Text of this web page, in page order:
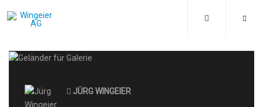
JÜRG WINGEIER